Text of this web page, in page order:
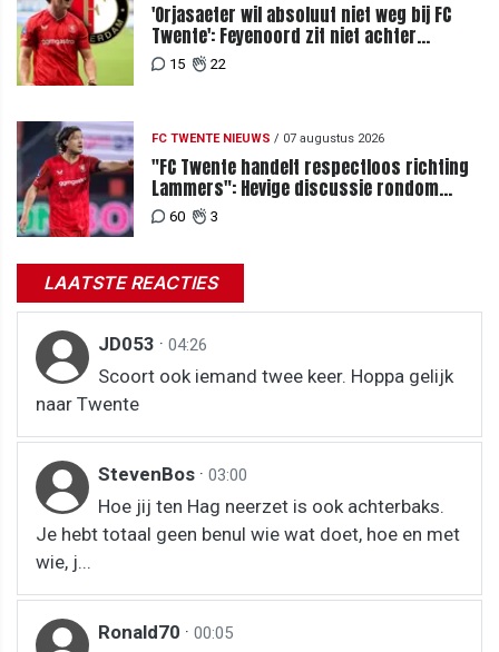
'Orjasaeter wil absoluut niet weg bij FC
Twente': Feyenoord zit niet achter
recordbod
15 22
FC TWENTE NIEUWS / 07 augustus 2026
"FC Twente handelt respectloos richting
Lammers": Hevige discussie rondom
degradatie tot derde spits
60 3
LAATSTE REACTIES
JD053 · 04:26
Scoort ook iemand twee keer. Hoppa gelijk
naar Twente
StevenBos · 03:00
Hoe jij ten Hag neerzet is ook achterbaks.
Je hebt totaal geen benul wie wat doet, hoe en met
wie, j...
Ronald70 · 00:05